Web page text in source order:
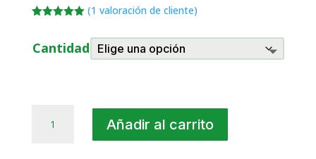
S/ 29.90
hasta
S/
5 en base
avaloración
(1 valoración de cliente)
Cantidad
Añadir al carrito